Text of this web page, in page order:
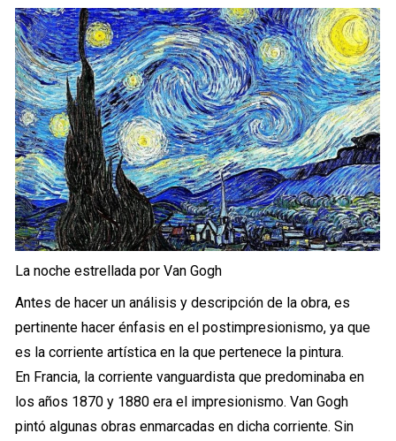
La noche estrellada por Van Gogh
Antes de hacer un análisis y descripción de la obra, es
pertinente hacer énfasis en el postimpresionismo, ya que
es la corriente artística en la que pertenece la pintura.
En Francia, la corriente vanguardista que predominaba en
los años 1870 y 1880 era el impresionismo. Van Gogh
pintó algunas obras enmarcadas en dicha corriente. Sin